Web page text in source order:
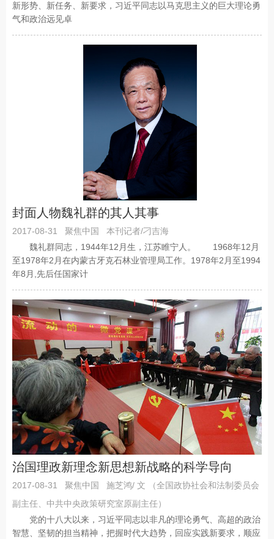
新形势、新任务、新要求，习近平同志以马克思主义的巨大理论勇
气和政治远见卓
封面人物魏礼群的其人其事
2017-08-31 聚焦中国
本刊记者/刁吉海
魏礼群同志，1944年12月生，江苏睢宁人。 1968年12月
至1978年2月在内蒙古牙克石林业管理局工作。1978年2月至1994
年8月,先后任国家计
治国理政新理念新思想新战略的科学导向
2017-08-31 聚焦中国
施芝鸿/ 文 （全国政协社会和法制委员会
副主任、中共中央政策研究室原副主任）
党的十八大以来，习近平同志以非凡的理论勇气、高超的政治
智慧、坚韧的担当精神，把握时代大趋势，回应实践新要求，顺应